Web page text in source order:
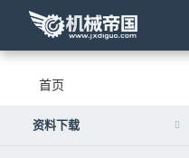
首页
资料下载